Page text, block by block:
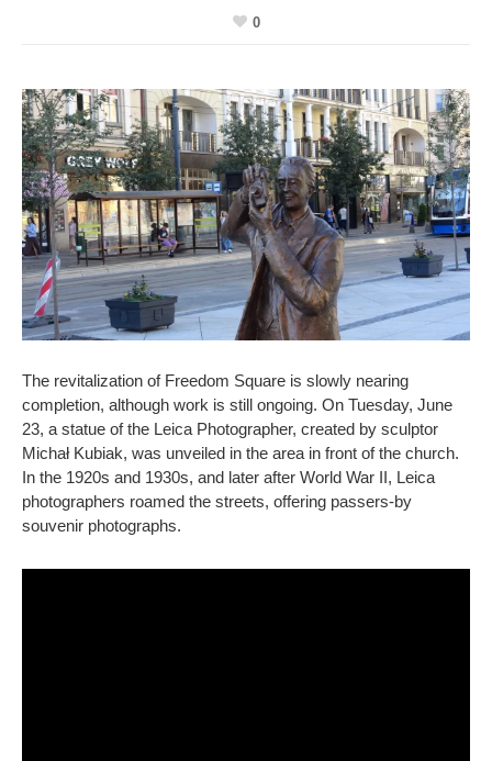
0
The revitalization of Freedom Square is slowly nearing
completion, although work is still ongoing. On Tuesday, June
23, a statue of the Leica Photographer, created by sculptor
Michał Kubiak, was unveiled in the area in front of the church.
In the 1920s and 1930s, and later after World War II, Leica
photographers roamed the streets, offering passers-by
souvenir photographs.